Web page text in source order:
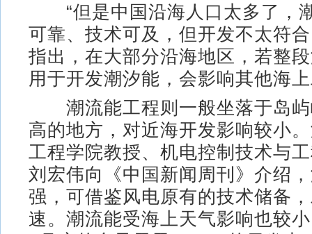
“但是中国沿海人口太多了，
可靠、技术可及，但开发不太符
指出，在大部分沿海地区，若整
用于开发潮汐能，会影响其他海
潮流能工程则一般坐落于岛屿
高的地方，对近海开发影响较小
工程学院教授、机电控制技术与
刘宏伟向《中国新闻周刊》介绍
强，可借鉴风电原有的技术储备
速。潮流能受海上天气影响也较